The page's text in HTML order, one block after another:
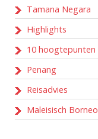
Tamana Negara
Highlights
10 hoogtepunten
Penang
Reisadvies
Maleisisch Borneo